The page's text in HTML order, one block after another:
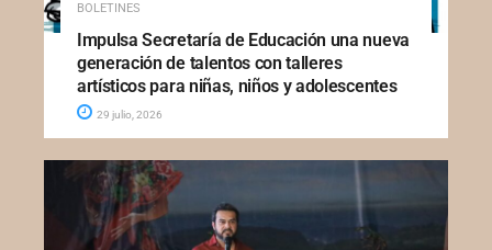
BOLETINES
Impulsa Secretaría de Educación una nueva
generación de talentos con talleres
artísticos para niñas, niños y adolescentes
29 julio, 2026